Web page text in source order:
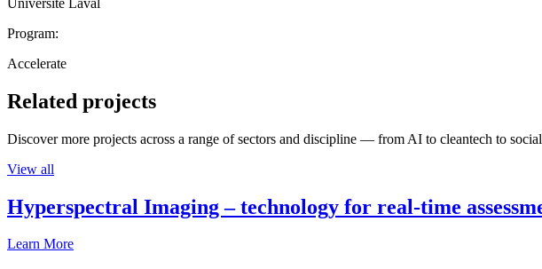
Program:
Accelerate
Related projects
Discover more projects across a range of sectors and discipline — from AI to cleantech to
View all
Hyperspectral Imaging – technology for real-time
Learn More